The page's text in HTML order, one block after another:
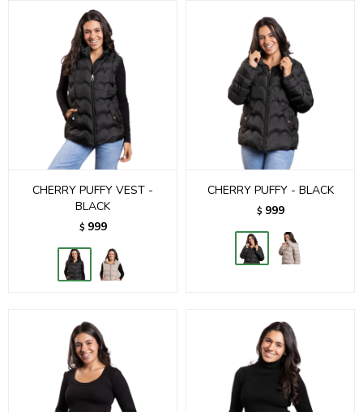
CHERRY PUFFY VEST -
BLACK
$ 999
CHERRY PUFFY - BLACK
$ 999